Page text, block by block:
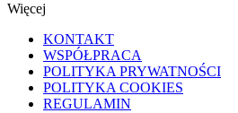
Więcej
KONTAKT
WSPÓŁPRACA
POLITYKA PRYWATNOŚCI
POLITYKA COOKIES
REGULAMIN